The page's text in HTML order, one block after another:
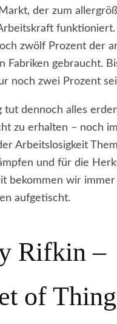
der zum
funktioniert.
zwölf Prozent der
Fabriken gebraucht.
noch zwei Prozent
tut dennoch alles
zu erhalten – noch
Arbeitslosigkeit
und für die
bekommen wir
aufgetischt.
Rifkin –
of